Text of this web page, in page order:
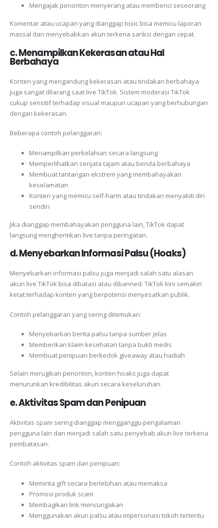
Mengajak penonton menyerang atau membenci seseorang
Komentar atau ucapan yang dianggap toxic bisa memicu laporan
massal dan menyebabkan akun terkena sanksi dengan cepat.
c. Menampilkan Kekerasan atau Hal
Berbahaya
Konten yang mengandung kekerasan atau tindakan berbahaya
juga sangat dilarang saat live TikTok. Sistem moderasi TikTok
cukup sensitif terhadap visual maupun ucapan yang berhubungan
dengan kekerasan.
Beberapa contoh pelanggaran:
Menampilkan perkelahian secara langsung
Memperlihatkan senjata tajam atau benda berbahaya
Membuat tantangan ekstrem yang membahayakan
keselamatan
Konten yang memicu self-harm atau tindakan menyakiti diri
sendiri
Jika dianggap membahayakan pengguna lain, TikTok dapat
langsung menghentikan live tanpa peringatan.
d. Menyebarkan Informasi Palsu (Hoaks)
Menyebarkan informasi palsu juga menjadi salah satu alasan
akun live TikTok bisa dibatasi atau dibanned. TikTok kini semakin
ketat terhadap konten yang berpotensi menyesatkan publik.
Contoh pelanggaran yang sering ditemukan:
Menyebarkan berita palsu tanpa sumber jelas
Memberikan klaim kesehatan tanpa bukti medis
Membuat penipuan berkedok giveaway atau hadiah
Selain merugikan penonton, konten hoaks juga dapat
menurunkan kredibilitas akun secara keseluruhan.
e. Aktivitas Spam dan Penipuan
Aktivitas spam sering dianggap mengganggu pengalaman
pengguna lain dan menjadi salah satu penyebab akun live terkena
pembatasan.
Contoh aktivitas spam dan penipuan:
Meminta gift secara berlebihan atau memaksa
Promosi produk scam
Membagikan link mencurigakan
Menggunakan akun palsu atau impersonasi tokoh tertentu